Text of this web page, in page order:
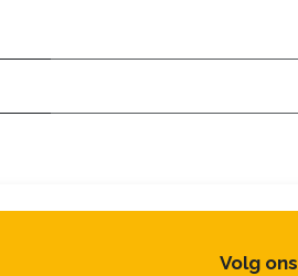
Volg ons